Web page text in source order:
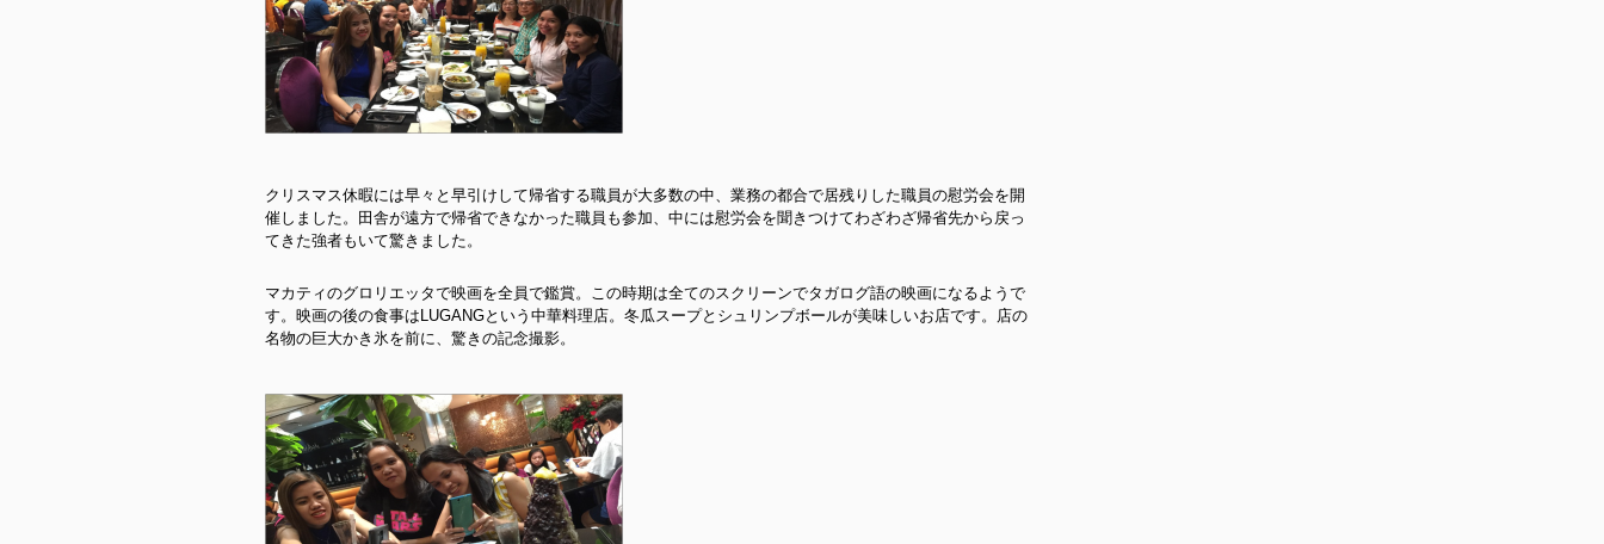
クリスマス休暇には早々と早引けして帰省する職員が大多数の中、業務の都合で居残りした職員の慰労会を開
催しました。田舎が遠方で帰省できなかった職員も参加、中には慰労会を聞きつけてわざわざ帰省先から戻っ
てきた強者もいて驚きました。
マカティのグロリエッタで映画を全員で鑑賞。この時期は全てのスクリーンでタガログ語の映画になるようで
す。映画の後の食事はLUGANGという中華料理店。冬瓜スープとシュリンプボールが美味しいお店です。店の
名物の巨大かき氷を前に、驚きの記念撮影。